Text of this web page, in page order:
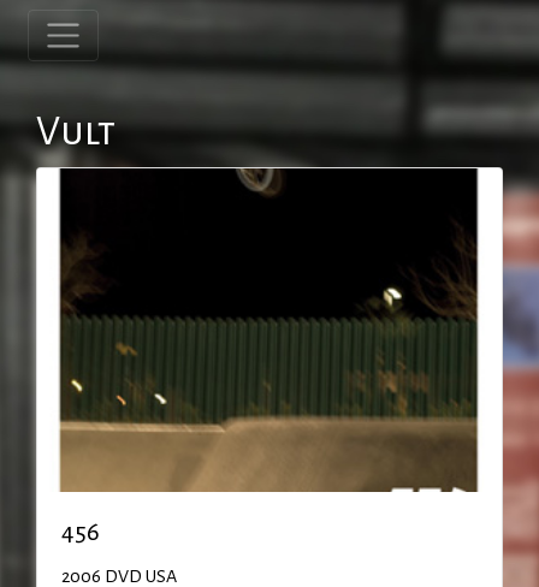
Vult
456
2006 DVD USA